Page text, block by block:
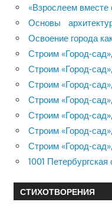
«Взрослеем вместе
Основы
Освоение города
Строим «Город-
Строим «Город-
Строим «Город-
Строим «Город-
Строим «Город-
Строим «Город-
Строим «Город-
1001 Петербургская
СТИХОТВОРЕНИЯ